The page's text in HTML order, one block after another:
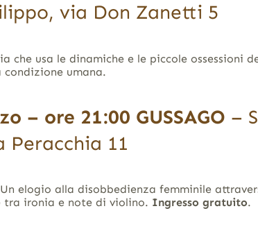
via Don Zanetti 5
che usa le dinamiche e le piccole ossessioni
condizione umana.
– ore 21:00 GUSSAGO –
Peracchia 11
elogio alla disobbedienza femminile
tra ironia e note di violino. Ingresso gratuito.